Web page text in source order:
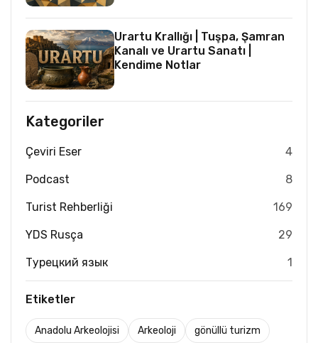
Urartu Krallığı | Tuşpa, Şamran
Kanalı ve Urartu Sanatı |
Kendime Notlar
Kategoriler
Çeviri Eser 4
Podcast 8
Turist Rehberliği 169
YDS Rusça 29
Турецкий язык 1
Etiketler
Anadolu Arkeolojisi Arkeoloji gönüllü turizm